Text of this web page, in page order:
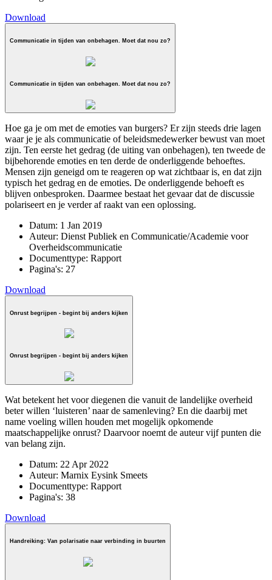
Download
Communicatie in tijden van onbehagen. Moet dat nou zo?
Communicatie in tijden van onbehagen. Moet dat nou zo?
Hoe ga je om met de emoties van burgers? Er zijn steeds drie lagen
waar je je als communicatie of beleidsmedewerker bewust van moet
zijn. Ten eerste het gedrag (de uiting van onbehagen), ten tweede de
bijbehorende emoties en ten derde de onderliggende behoeftes.
Mensen zijn geneigd om te reageren op wat zichtbaar is, en dat zijn
typisch het gedrag en de emoties. De onderliggende behoeft es
blijven onbesproken. Daarmee bestaat het gevaar dat de discussie
polariseert en je verder af raakt van een oplossing.
Datum: 1 Jan 2019
Auteur: Dienst Publiek en Communicatie/Academie voor
Overheidscommunicatie
Documenttype: Rapport
Pagina's: 27
Download
Onrust begrijpen - begint bij anders kijken
Onrust begrijpen - begint bij anders kijken
Wat betekent het voor diegenen die vanuit de landelijke overheid
beter willen ‘luisteren’ naar de samenleving? En die daarbij met
name voeling willen houden met mogelijk opkomende
maatschappelijke onrust? Daarvoor noemt de auteur vijf punten die
van belang zijn.
Datum: 22 Apr 2022
Auteur: Marnix Eysink Smeets
Documenttype: Rapport
Pagina's: 38
Download
Handreiking: Van polarisatie naar verbinding in buurten